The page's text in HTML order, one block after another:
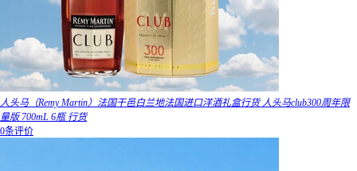
人头马（Remy Martin）法国干邑白兰地法国进口洋酒礼盒行货 人头马club300周年限
量版 700mL 6瓶 行货
0条评价